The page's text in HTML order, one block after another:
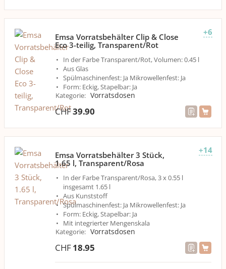
+6
Emsa Vorratsbehälter Clip & Close
Eco 3-teilig, Transparent/Rot
In der Farbe Transparent/Rot, Volumen: 0.45 l
Aus Glas
Spülmaschinenfest: Ja Mikrowellenfest: Ja
Form: Eckig, Stapelbar: Ja
Kategorie: Vorratsdosen
CHF39.90
+14
Emsa Vorratsbehälter 3 Stück,
1.65 l, Transparent/Rosa
In der Farbe Transparent/Rosa, 3 x 0.55 l
insgesamt 1.65 l
Aus Kunststoff
Spülmaschinenfest: Ja Mikrowellenfest: Ja
Form: Eckig, Stapelbar: Ja
Mit integrierter Mengenskala
Kategorie: Vorratsdosen
CHF18.95